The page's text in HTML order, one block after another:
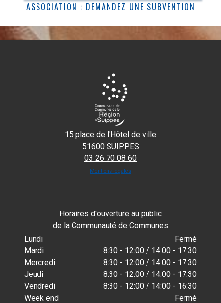
ASSOCIATION : DEMANDEZ UNE SUBVENTION
15 place de l'Hôtel de ville
51600 SUIPPES
03 26 70 08 60
Mentions légales
Horaires d'ouverture au public
de la Communauté de Communes
Lundi
Fermé
Mardi
8:30 - 12:00 / 14:00 - 17:30
Mercredi
8:30 - 12:00 / 14:00 - 17:30
Jeudi
8:30 - 12:00 / 14:00 - 17:30
Vendredi
8:30 - 12:00 / 14:00 - 16:30
Week end
Fermé